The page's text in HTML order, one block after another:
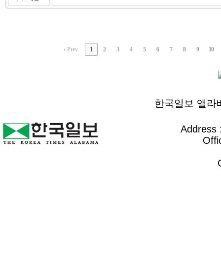
‹ Prev 1 2 3 4 5 6 7 8 9 10
한국일보 앨라
Address